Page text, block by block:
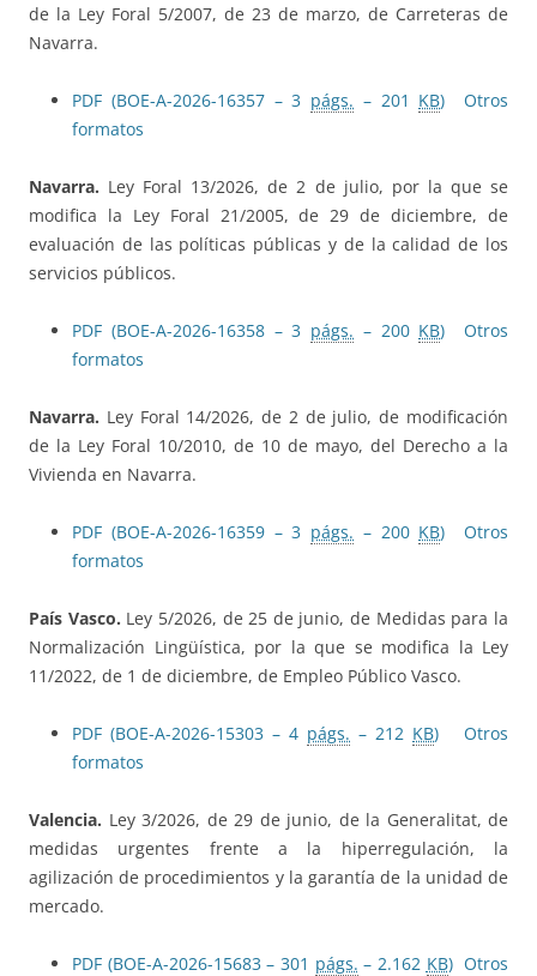
de la Ley Foral 5/2007, de 23 de marzo, de Carreteras de
Navarra.
PDF (BOE-A-2026-16357 – 3 págs. – 201 KB)
Otros
formatos
Navarra. Ley Foral 13/2026, de 2 de julio, por la que se
modifica la Ley Foral 21/2005, de 29 de diciembre, de
evaluación de las políticas públicas y de la calidad de los
servicios públicos.
PDF (BOE-A-2026-16358 – 3 págs. – 200 KB)
Otros
formatos
Navarra. Ley Foral 14/2026, de 2 de julio, de modificación
de la Ley Foral 10/2010, de 10 de mayo, del Derecho a la
Vivienda en Navarra.
PDF (BOE-A-2026-16359 – 3 págs. – 200 KB)
Otros
formatos
País Vasco. Ley 5/2026, de 25 de junio, de Medidas para la
Normalización Lingüística, por la que se modifica la Ley
11/2022, de 1 de diciembre, de Empleo Público Vasco.
PDF (BOE-A-2026-15303 – 4 págs. – 212 KB)
Otros
formatos
Valencia. Ley 3/2026, de 29 de junio, de la Generalitat, de
medidas urgentes frente a la hiperregulación, la
agilización de procedimientos y la garantía de la unidad de
mercado.
PDF (BOE-A-2026-15683 – 301 págs. – 2.162 KB) Otros